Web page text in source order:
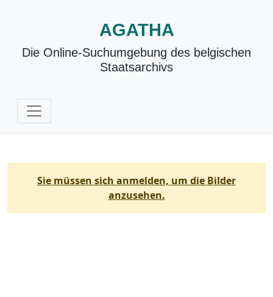
AGATHA
Die Online-Suchumgebung des belgischen
Staatsarchivs
Sie müssen sich anmelden, um die Bilder
anzusehen.